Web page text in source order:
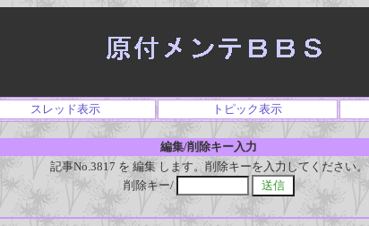
スレッド表示 トピック表示
編集/削除キー入力
記事No.3817 を 編集 します。削除キーを入力してください。
削除キー/